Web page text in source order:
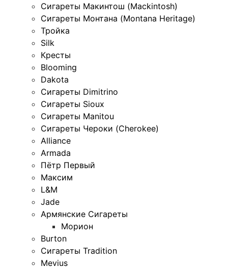
Сигареты Макинтош (Mackintosh)
Сигареты Монтана (Montana Heritage)
Тройка
Silk
Кресты
Blooming
Dakota
Сигареты Dimitrino
Сигареты Sioux
Сигареты Manitou
Сигареты Чероки (Cherokee)
Alliance
Armada
Пётр Первый
Максим
L&M
Jade
Армянские Сигареты
Морион
Burton
Сигареты Tradition
Mevius